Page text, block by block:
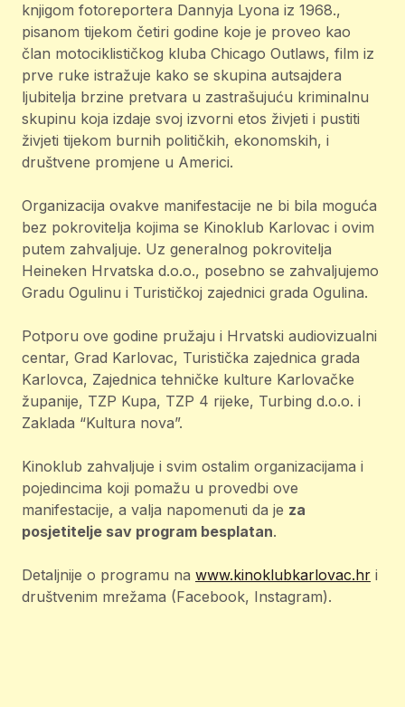
knjigom fotoreportera Dannyja Lyona iz 1968.,
pisanom tijekom četiri godine koje je proveo kao
član motociklističkog kluba Chicago Outlaws, film iz
prve ruke istražuje kako se skupina autsajdera
ljubitelja brzine pretvara u zastrašujuću kriminalnu
skupinu koja izdaje svoj izvorni etos živjeti i pustiti
živjeti tijekom burnih političkih, ekonomskih, i
društvene promjene u Americi.
Organizacija ovakve manifestacije ne bi bila moguća
bez pokrovitelja kojima se Kinoklub Karlovac i ovim
putem zahvaljuje. Uz generalnog pokrovitelja
Heineken Hrvatska d.o.o., posebno se zahvaljujemo
Gradu Ogulinu i Turističkoj zajednici grada Ogulina.
Potporu ove godine pružaju i Hrvatski audiovizualni
centar, Grad Karlovac, Turistička zajednica grada
Karlovca, Zajednica tehničke kulture Karlovačke
županije, TZP Kupa, TZP 4 rijeke, Turbing d.o.o. i
Zaklada “Kultura nova”.
Kinoklub zahvaljuje i svim ostalim organizacijama i
pojedincima koji pomažu u provedbi ove
manifestacije, a valja napomenuti da je za
posjetitelje sav program besplatan.
Detaljnije o programu na www.kinoklubkarlovac.hr i
društvenim mrežama (Facebook, Instagram).